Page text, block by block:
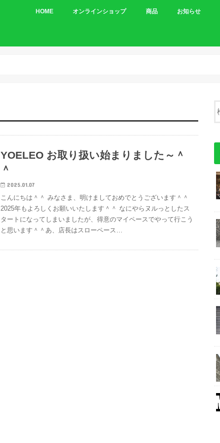
HOME オンラインショップ 商品 お知らせ
YOELEO お取り扱い始まりました～＾
＾
2025.01.07
こんにちは＾＾ みなさま、明けましておめでとうございます＾＾
2025年もよろしくお願いいたします＾＾ なにやらヌルっとしたス
タートになってしまいましたが、得意のマイペースでやって行こう
と思います＾＾あ、店長はスローペース…